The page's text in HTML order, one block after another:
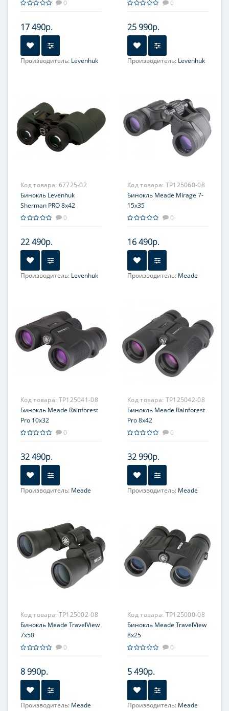
0
17 490р.
Производитель: Levenhuk
0
25 990р.
Производитель: Levenhuk
Центральная
Код товара: 67725-02
Бинокль Levenhuk
Sherman PRO 8x42
0
22 490р.
Производитель: Levenhuk
Центральная
Код товара: TP125060-08
Бинокль Meade Mirage 7-
15x35
0
16 490р.
Производитель: Meade
Центральная
Код товара: TP125041-08
Бинокль Meade Rainforest
Pro 10x32
0
32 490р.
Производитель: Meade
Центральная
Код товара: TP125042-08
Бинокль Meade Rainforest
Pro 8x42
0
32 990р.
Производитель: Meade
Центральная
Код товара: TP125002-08
Бинокль Meade TravelView
7x50
0
8 990р.
Производитель: Meade
Код товара: TP125000-08
Бинокль Meade TravelView
8x25
0
5 490р.
Производитель: Meade